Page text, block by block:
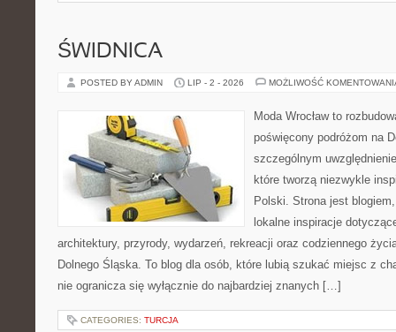
ŚWIDNICA
POSTED BY ADMIN LIP - 2 - 2026 MOŻLIWOŚĆ
Moda Wrocław to
poświęcony podróżom na
szczególnym
które tworzą niezwykle
Polski. Strona jest
lokalne inspiracje
architektury, przyrody, wydarzeń, rekreacji oraz codziennego
Dolnego Śląska. To blog dla osób, które lubią szukać miejsc z
nie ogranicza się wyłącznie do najbardziej znanych […]
CATEGORIES: TURCJA